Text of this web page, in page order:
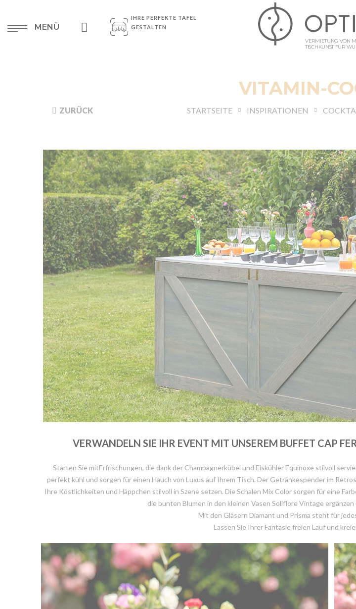
MENÜ
IHRE PERFEKTE TAFEL
GESTALTEN
VERMIETUNG VON
TISCHKUNST FÜR
VITAMIN-
ZURÜCK STARTSEITE INSPIRATIONEN
VERWANDELN SIE IHR EVENT MIT UNSEREM BUFFET CAP
Starten Sie mitErfrischungen, die dank der Champagnerkübel und Eiskühler Equinoxe stilvoll
perfekt kühl und sorgen für einen Hauch von Luxus auf Ihrem Tisch. Der Getränkespender im
Ihre Köstlichkeiten und Häppchen stilvoll in Szene setzen. Die Schalen Mix Color sorgen für eine
die bunten Blumen in den kleinen Vasen Soliflore Vintage
Mit den Gläsern Diamant und Prisma steht für
Lassen Sie Ihrer Fantasie freien Lauf und